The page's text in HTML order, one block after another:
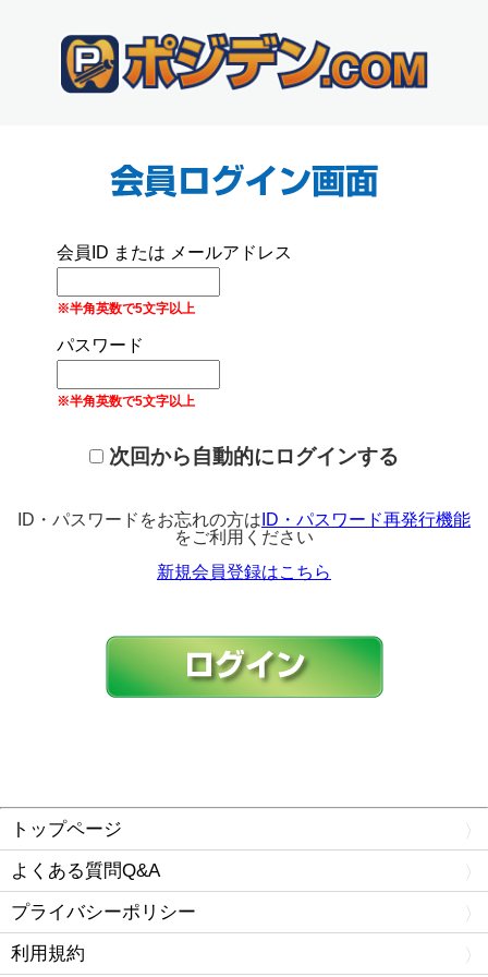
会員ID または メールアドレス
※半角英数で5文字以上
パスワード
※半角英数で5文字以上
次回から自動的にログインする
ID・パスワードをお忘れの方は ID・パスワード再発行機能
をご利用ください
新規会員登録はこちら
トップページ
よくある質問Q&A
プライバシーポリシー
利用規約